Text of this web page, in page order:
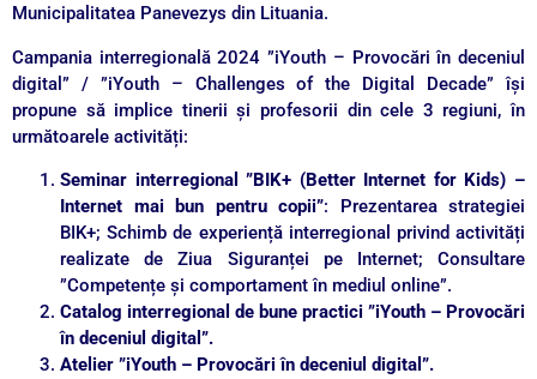
Municipalitatea Panevezys din Lituania.
Campania interregională 2024 ”iYouth – Provocări în deceniul
digital” / ”iYouth – Challenges of the Digital Decade” își
propune să implice tinerii și profesorii din cele 3 regiuni, în
următoarele activități:
Seminar interregional ”BIK+ (Better Internet for Kids) –
Internet mai bun pentru copii”: Prezentarea strategiei
BIK+; Schimb de experiență interregional privind activități
realizate de Ziua Siguranței pe Internet; Consultare
”Competențe și comportament în mediul online”.
Catalog interregional de bune practici ”iYouth – Provocări
în deceniul digital”.
Atelier ”iYouth – Provocări în deceniul digital”.